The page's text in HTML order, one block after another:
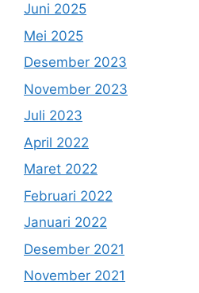
Juni 2025
Mei 2025
Desember 2023
November 2023
Juli 2023
April 2022
Maret 2022
Februari 2022
Januari 2022
Desember 2021
November 2021